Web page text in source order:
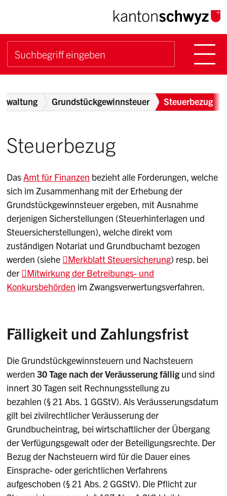
Navigieren im Kanton
Schnellnavigation
Suchbegriff
Breadcrumb
Grundstückgewinnsteuer Steuerbezug
Steuerbezug
DasAmt für Finanzen bezieht alle Forderungen, welche
sich im Zusammenhang mit der Erhebung der
Grundstückgewinnsteuer ergeben, mit Ausnahme
derjenigen Sicherstellungen (Steuerhinterlagen und
Steuersicherstellungen), welche direkt vom
zuständigen Notariat und Grundbuchamt bezogen
werden (siehe
Merkblatt Steuersicherung) resp. bei
der
Mitwirkung der Betreibungs- und
Konkursbehörden im Zwangsverwertungsverfahren.
Fälligkeit und Zahlungsfrist
Die Grundstückgewinnsteuern und Nachsteuern
werden30 Tage nach der Veräusserung fällig und sind
innert 30 Tagen seit Rechnungsstellung zu
bezahlen (§ 21 Abs. 1 GGStV). Als Veräusserungsdatum
gilt bei zivilrechtlicher Veräusserung der
Grundbucheintrag, bei wirtschaftlicher der Übergang
der Verfügungsgewalt oder der Beteiligungsrechte. Der
Bezug der Nachsteuern wird für die Dauer eines
Einsprache- oder gerichtlichen Verfahrens
aufgeschoben (§ 21 Abs. 2 GGStV). Die Pflicht zur